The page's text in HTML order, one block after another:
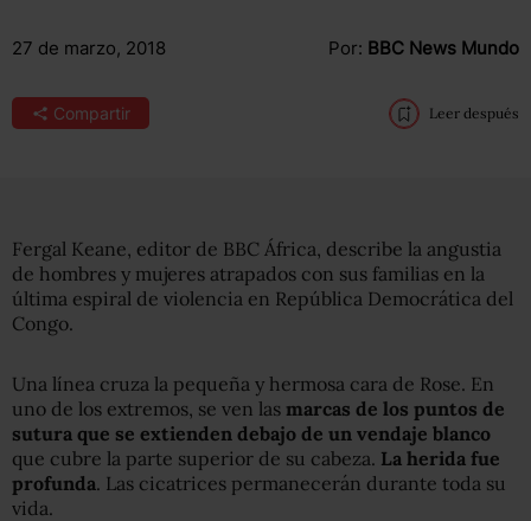
27 de marzo, 2018 Por: BBC News Mundo
Compartir Leer después
Fergal Keane, editor de BBC África, describe la angustia
de hombres y mujeres atrapados con sus familias en la
última espiral de violencia en República Democrática del
Congo.
Una línea cruza la pequeña y hermosa cara de Rose. En
uno de los extremos, se ven las marcas de los puntos de
sutura que se extienden debajo de un vendaje blanco
que cubre la parte superior de su cabeza. La herida fue
profunda. Las cicatrices permanecerán durante toda su
vida.